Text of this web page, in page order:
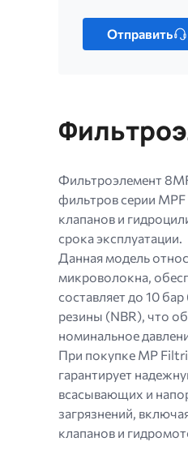
один
файл.
Допустимые
jpg
jpeg
png.
Отправить
Фильтроэлемент
фильтров серии
клапанов и
срока эксплуатации.
Данная модель
микроволокна,
составляет до 10
резины (NBR), что
номинальное
При покупке MP
гарантирует
всасывающих и
загрязнений,
клапанов и